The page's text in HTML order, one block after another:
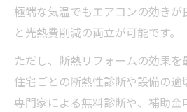
極端な気温でもエアコンの効き
と光熱費削減の両立が可能です。
ただし、断熱リフォームの効果を
住宅ごとの断熱性診断や設備の適
専門家による無料診断や、補助金